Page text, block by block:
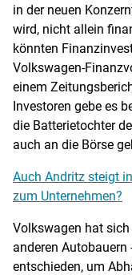
in der neuen
wird, nicht allein
könnten
Volkswagen-
einem
Investoren gebe es
die Batterietochter
auch an die Börse
Auch Andritz steigt
zum Unternehmen?
Volkswagen hat
anderen
entschieden, um